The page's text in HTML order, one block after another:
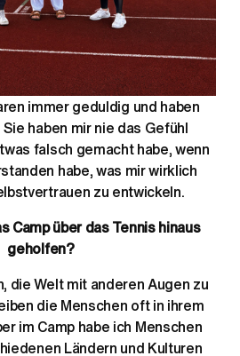
immer geduldig und haben
haben mir nie das Gefühl
falsch gemacht habe, wenn
habe, was mir wirklich
zu entwickeln.
Camp über das Tennis hinaus
geholfen?
die Welt mit anderen Augen zu
die Menschen oft in ihrem
im Camp habe ich Menschen
Ländern und Kulturen